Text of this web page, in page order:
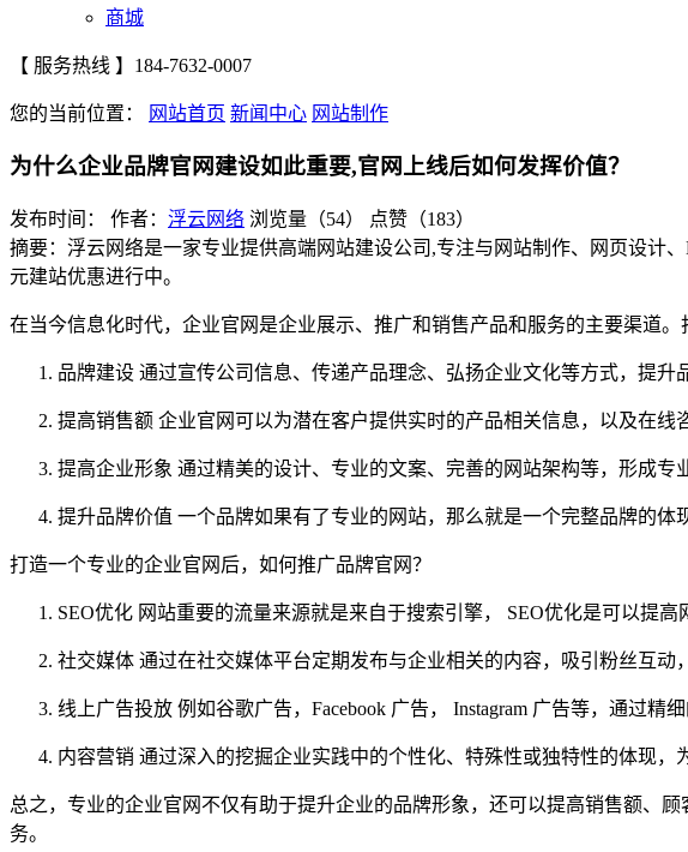
商城
【 服务热线 】 184-7632-0007
您的当前位置： 网站首页 新闻中心 网站制作
为什么企业品牌官网建设如此重要,官网上线后如何发挥价值？
发布时间： 作者： 浮云网络 浏览量（54）
点赞（183）
摘要：浮云网络是一家专业提供高端网站建设公司,专注与网站制作、网页设计
元建站优惠进行中。
在当今信息化时代，企业官网是企业展示、推广和销售产品和服务的主要渠道
品牌建设 通过宣传公司信息、传递产品理念、弘扬企业文化等方式，提升
提高销售额 企业官网可以为潜在客户提供实时的产品相关信息，以及在
提高企业形象 通过精美的设计、专业的文案、完善的网站架构等，形成
提升品牌价值 一个品牌如果有了专业的网站，那么就是一个完整品牌的
打造一个专业的企业官网后，如何推广品牌官网？
SEO优化 网站重要的流量来源就是来自于搜索引擎， SEO优化是可以提高
社交媒体 通过在社交媒体平台定期发布与企业相关的内容，吸引粉丝互
线上广告投放 例如谷歌广告，Facebook 广告， Instagram 广告等，通过精
内容营销 通过深入的挖掘企业实践中的个性化、特殊性或独特性的体现
总之，专业的企业官网不仅有助于提升企业的品牌形象，还可以提高销售额、
务。